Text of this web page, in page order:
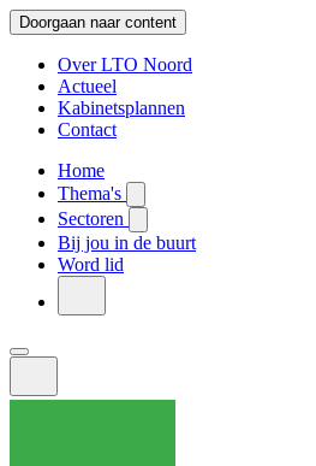
Doorgaan naar content
Over LTO Noord
Actueel
Kabinetsplannen
Contact
Home
Thema's
Sectoren
Bij jou in de buurt
Word lid